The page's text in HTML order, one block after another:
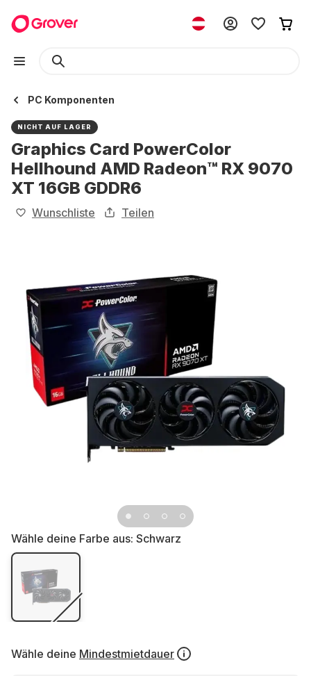
PC Komponenten
NICHT AUF LAGER
Graphics Card PowerColor
Hellhound AMD Radeon™ RX 9070
XT 16GB GDDR6
Wunschliste Teilen
Wähle deine Farbe aus: Schwarz
Wähle deine Mindestmietdauer